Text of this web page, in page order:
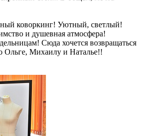
коворкинг! Уютный, светлый!
и душевная атмосфера!
Сюда хочется возвращаться
Ольге, Михаилу и Наталье!!